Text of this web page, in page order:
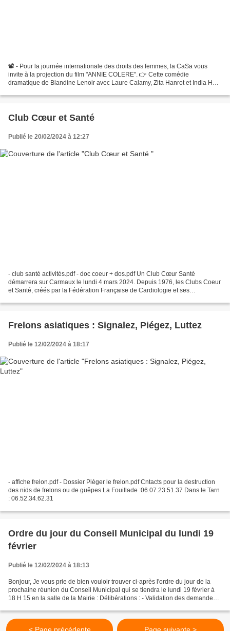
📽 - Pour la journée internationale des droits des femmes, la CaSa vous
invite à la projection du film "ANNIE COLERE". 👉 Cette comédie
dramatique de Blandine Lenoir avec Laure Calamy, Zita Hanrot et India Hair,
Club Cœur et Santé
Publié le 20/02/2024 à 12:27
- club santé activités.pdf - doc coeur + dos.pdf Un Club Cœur Santé
démarrera sur Carmaux le lundi 4 mars 2024. Depuis 1976, les Clubs Coeur
et Santé, créés par la Fédération Française de Cardiologie et ses
Frelons asiatiques : Signalez, Piégez, Luttez
Publié le 12/02/2024 à 18:17
- affiche frelon.pdf - Dossier Pièger le frelon.pdf Cntacts pour la destruction
des nids de frelons ou de guêpes La Fouillade :06.07.23.51.37 Dans le Tarn
: 06.52.34.62.31
Ordre du jour du Conseil Municipal du lundi 19
février
Publié le 12/02/2024 à 18:13
Bonjour, Je vous prie de bien vouloir trouver ci-après l'ordre du jour de la
prochaine réunion du Conseil Municipal qui se tiendra le lundi 19 février à
18 H 15 en la salle de la Mairie : Délibérations : - Validation des demandes
< Page précédente Page suivante >